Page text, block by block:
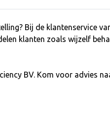
Bij de klantenservice
klanten zoals wijzelf
BV. Kom voor advies